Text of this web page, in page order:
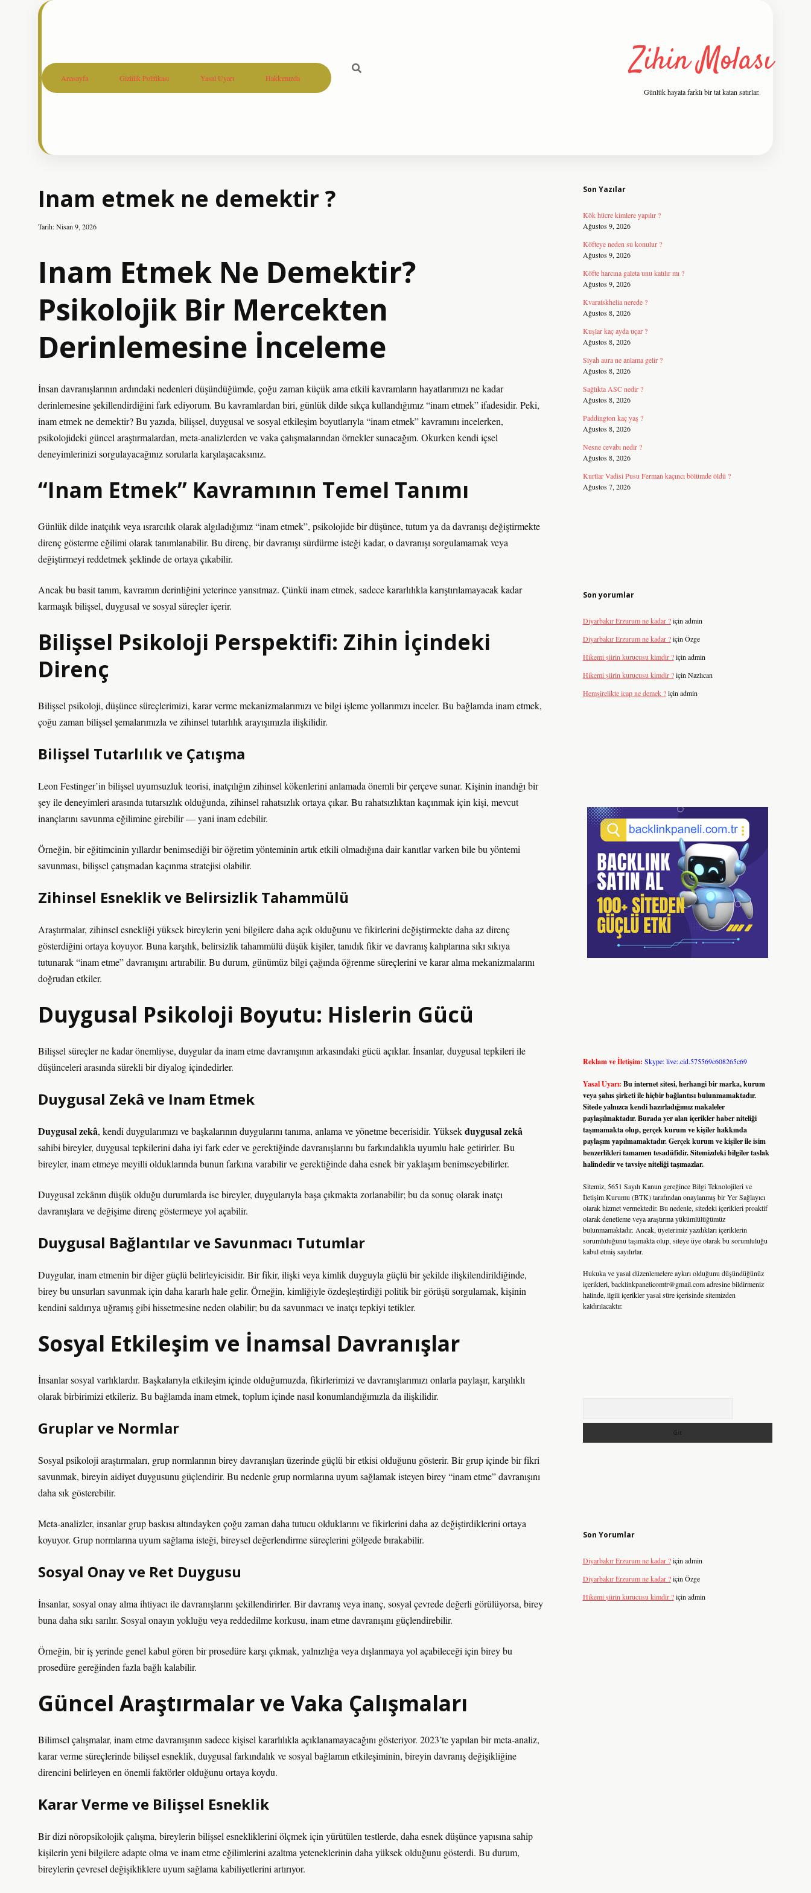
Anasayfa Gizlilik Politikası Yasal Uyarı Hakkımızda Zihin Molası
Günlük hayata farklı bir tat katan satırlar.
Inam etmek ne demektir ?
Tarih: Nisan 9, 2026
Inam Etmek Ne Demektir?
Psikolojik Bir Mercekten
Derinlemesine İnceleme
İnsan davranışlarının ardındaki nedenleri düşündüğümde, çoğu zaman küçük ama etkili kavramların hayatlarımızı ne kadar
derinlemesine şekillendirdiğini fark ediyorum. Bu kavramlardan biri, günlük dilde sıkça kullandığımız “inam etmek” ifadesidir. Peki,
inam etmek ne demektir? Bu yazıda, bilişsel, duygusal vesosyal etkileşimboyutlarıyla “inam etmek” kavramını incelerken,
psikolojideki güncel araştırmalardan, meta-analizlerden ve vaka çalışmalarından örnekler sunacağım. Okurken kendi içsel
deneyimlerinizi sorgulayacağınız sorularla karşılaşacaksınız.
“Inam Etmek” Kavramının Temel Tanımı
Günlük dilde inatçılık veya ısrarcılık olarak algıladığımız “inam etmek”, psikolojide bir düşünce, tutum ya da davranışı değiştirmekte
direnç gösterme eğilimi olarak tanımlanabilir. Bu direnç, bir davranışı sürdürme isteği kadar, o davranışı sorgulamamak veya
değiştirmeyi reddetmek şeklinde de ortaya çıkabilir.
Ancak bu basit tanım, kavramın derinliğini yeterince yansıtmaz. Çünkü inam etmek, sadece kararlılıkla karıştırılamayacak kadar
karmaşık bilişsel, duygusal ve sosyal süreçler içerir.
Bilişsel Psikoloji Perspektifi: Zihin İçindeki
Direnç
Bilişsel psikoloji, düşünce süreçlerimizi, karar verme mekanizmalarımızı ve bilgi işleme yollarımızı inceler. Bu bağlamda inam etmek,
çoğu zaman bilişsel şemalarımızla ve zihinsel tutarlılık arayışımızla ilişkilidir.
Bilişsel Tutarlılık ve Çatışma
Leon Festinger’in bilişsel uyumsuzluk teorisi, inatçılığın zihinsel kökenlerini anlamada önemli bir çerçeve sunar. Kişinin inandığı bir
şey ile deneyimleri arasında tutarsızlık olduğunda, zihinsel rahatsızlık ortaya çıkar. Bu rahatsızlıktan kaçınmak için kişi, mevcut
inançlarını savunma eğilimine girebilir — yani inam edebilir.
Örneğin, bir eğitimcinin yıllardır benimsediği bir öğretim yönteminin artık etkili olmadığına dair kanıtlar varken bile bu yöntemi
savunması, bilişsel çatışmadan kaçınma stratejisi olabilir.
Zihinsel Esneklik ve Belirsizlik Tahammülü
Araştırmalar, zihinsel esnekliği yüksek bireylerin yeni bilgilere daha açık olduğunu ve fikirlerini değiştirmekte daha az direnç
gösterdiğini ortaya koyuyor. Buna karşılık, belirsizlik tahammülü düşük kişiler, tanıdık fikir ve davranış kalıplarına sıkı sıkıya
tutunarak “inam etme” davranışını artırabilir. Bu durum, günümüz bilgi çağında öğrenme süreçlerini ve karar alma mekanizmalarını
doğrudan etkiler.
Duygusal Psikoloji Boyutu: Hislerin Gücü
Bilişsel süreçler ne kadar önemliyse, duygular da inam etme davranışının arkasındaki gücü açıklar. İnsanlar, duygusal tepkileri ile
düşünceleri arasında sürekli bir diyalog içindedirler.
Duygusal Zekâ ve Inam Etmek
Duygusal zekâ, kendi duygularımızı ve başkalarının duygularını tanıma, anlama ve yönetme becerisidir. Yüksekduygusal zekâ
sahibi bireyler, duygusal tepkilerini daha iyi fark eder ve gerektiğinde davranışlarını bu farkındalıkla uyumlu hale getirirler. Bu
bireyler, inam etmeye meyilli olduklarında bunun farkına varabilir ve gerektiğinde daha esnek bir yaklaşım benimseyebilirler.
Duygusal zekânın düşük olduğu durumlarda ise bireyler, duygularıyla başa çıkmakta zorlanabilir; bu da sonuç olarak inatçı
davranışlara ve değişime direnç göstermeye yol açabilir.
Duygusal Bağlantılar ve Savunmacı Tutumlar
Duygular, inam etmenin bir diğer güçlü belirleyicisidir. Bir fikir, ilişki veya kimlik duyguyla güçlü bir şekilde ilişkilendirildiğinde,
birey bu unsurları savunmak için daha kararlı hale gelir. Örneğin, kimliğiyle özdeşleştirdiği politik bir görüşü sorgulamak, kişinin
kendini saldırıya uğramış gibi hissetmesine neden olabilir; bu da savunmacı ve inatçı tepkiyi tetikler.
Sosyal Etkileşim ve İnamsal Davranışlar
İnsanlar sosyal varlıklardır. Başkalarıyla etkileşim içinde olduğumuzda, fikirlerimizi ve davranışlarımızı onlarla paylaşır, karşılıklı
olarak birbirimizi etkileriz. Bu bağlamda inam etmek, toplum içinde nasıl konumlandığımızla da ilişkilidir.
Gruplar ve Normlar
Sosyal psikoloji araştırmaları, grup normlarının birey davranışları üzerinde güçlü bir etkisi olduğunu gösterir. Bir grup içinde bir fikri
savunmak, bireyin aidiyet duygusunu güçlendirir. Bu nedenle grup normlarına uyum sağlamak isteyen birey “inam etme” davranışını
daha sık gösterebilir.
Meta-analizler, insanlar grup baskısı altındayken çoğu zaman daha tutucu olduklarını ve fikirlerini daha az değiştirdiklerini ortaya
koyuyor. Grup normlarına uyum sağlama isteği, bireysel değerlendirme süreçlerini gölgede bırakabilir.
Sosyal Onay ve Ret Duygusu
İnsanlar, sosyal onay alma ihtiyacı ile davranışlarını şekillendirirler. Bir davranış veya inanç, sosyal çevrede değerli görülüyorsa, birey
buna daha sıkı sarılır. Sosyal onayın yokluğu veya reddedilme korkusu, inam etme davranışını güçlendirebilir.
Örneğin, bir iş yerinde genel kabul gören bir prosedüre karşı çıkmak, yalnızlığa veya dışlanmaya yol açabileceği için birey bu
prosedüre gereğinden fazla bağlı kalabilir.
Güncel Araştırmalar ve Vaka Çalışmaları
Bilimsel çalışmalar, inam etme davranışının sadece kişisel kararlılıkla açıklanamayacağını gösteriyor. 2023’te yapılan bir meta-analiz,
karar verme süreçlerinde bilişsel esneklik, duygusal farkındalık ve sosyal bağlamın etkileşiminin, bireyin davranış değişikliğine
direncini belirleyen en önemli faktörler olduğunu ortaya koydu.
Karar Verme ve Bilişsel Esneklik
Bir dizi nöropsikolojik çalışma, bireylerin bilişsel esnekliklerini ölçmek için yürütülen testlerde, daha esnek düşünce yapısına sahip
kişilerin yeni bilgilere adapte olma ve inam etme eğilimlerini azaltma yeteneklerinin daha yüksek olduğunu gösterdi. Bu durum,
bireylerin çevresel değişikliklere uyum sağlama kabiliyetlerini artırıyor.
Son Yazılar
Kök hücre kimlere yapılır ?
Ağustos 9, 2026
Köfteye neden su konulur ?
Ağustos 9, 2026
Köfte harcına galeta unu katılır mı ?
Ağustos 9, 2026
Kvaratskhelia nerede ?
Ağustos 8, 2026
Kuşlar kaç ayda uçar ?
Ağustos 8, 2026
Siyah aura ne anlama gelir ?
Ağustos 8, 2026
Sağlıkta ASC nedir ?
Ağustos 8, 2026
Paddington kaç yaş ?
Ağustos 8, 2026
Nesne cevabı nedir ?
Ağustos 8, 2026
Kurtlar Vadisi Pusu Ferman kaçıncı bölümde öldü ?
Ağustos 7, 2026
Son yorumlar
Diyarbakır Erzurum ne kadar ?için admin
Diyarbakır Erzurum ne kadar ?için Özge
Hikemi şiirin kurucusu kimdir ?için admin
Hikemi şiirin kurucusu kimdir ?için Nazlıcan
Hemşirelikte icap ne demek ?için admin
Reklam ve İletişim: Skype: live:.cid.575569c608265c69
Yasal Uyarı: Bu internet sitesi, herhangi bir marka, kurum
veya şahıs şirketi ile hiçbir bağlantısı bulunmamaktadır.
Sitede yalnızca kendi hazırladığımız makaleler
paylaşılmaktadır. Burada yer alan içerikler haber niteliği
taşımamakta olup, gerçek kurum ve kişiler hakkında
paylaşım yapılmamaktadır. Gerçek kurum ve kişiler ile isim
benzerlikleri tamamen tesadüfidir. Sitemizdeki bilgiler taslak
halindedir ve tavsiye niteliği taşımazlar.
Sitemiz, 5651 Sayılı Kanun gereğince Bilgi Teknolojileri ve
İletişim Kurumu (BTK) tarafından onaylanmış bir Yer Sağlayıcı
olarak hizmet vermektedir. Bu nedenle, sitedeki içerikleri proaktif
olarak denetleme veya araştırma yükümlülüğümüz
bulunmamaktadır. Ancak, üyelerimiz yazdıkları içeriklerin
sorumluluğunu taşımakta olup, siteye üye olarak bu sorumluluğu
kabul etmiş sayılırlar.
Hukuka ve yasal düzenlemelere aykırı olduğunu düşündüğünüz
içerikleri, backlinkpanelicomtr@gmail.comadresine bildirmeniz
halinde, ilgili içerikler yasal süre içerisinde sitemizden
kaldırılacaktır.
Son Yorumlar
Diyarbakır Erzurum ne kadar ?için admin
Diyarbakır Erzurum ne kadar ?için Özge
Hikemi şiirin kurucusu kimdir ?için admin